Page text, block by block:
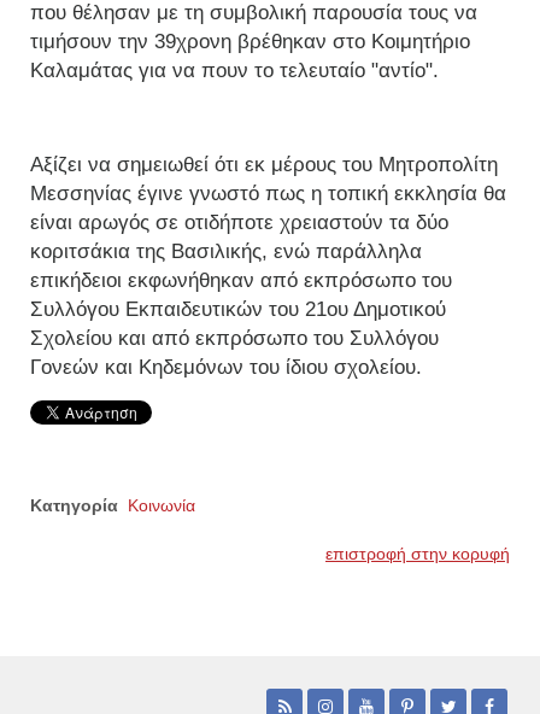
που θέλησαν με τη συμβολική παρουσία τους να
τιμήσουν την 39χρονη βρέθηκαν στο Κοιμητήριο
Καλαμάτας για να πουν το τελευταίο "αντίο".
Αξίζει να σημειωθεί ότι εκ μέρους του Μητροπολίτη
Μεσσηνίας έγινε γνωστό πως η τοπική εκκλησία θα
είναι αρωγός σε οτιδήποτε χρειαστούν τα δύο
κοριτσάκια της Βασιλικής, ενώ παράλληλα
επικήδειοι εκφωνήθηκαν από εκπρόσωπο του
Συλλόγου Εκπαιδευτικών του 21ου Δημοτικού
Σχολείου και από εκπρόσωπο του Συλλόγου
Γονεών και Κηδεμόνων του ίδιου σχολείου.
Κατηγορία Κοινωνία
επιστροφή στην κορυφή